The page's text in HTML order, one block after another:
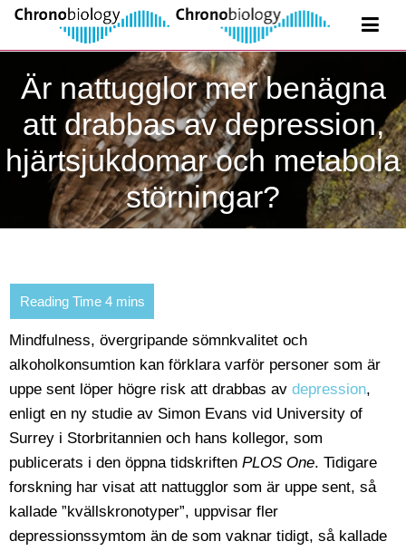
Är nattugglor mer benägna
att drabbas av depression,
hjärtsjukdomar och metabola
störningar?
Mindfulness, övergripande sömnkvalitet och
alkoholkonsumtion kan förklara varför personer som är
uppe sent löper högre risk att drabbas av depression,
enligt en ny studie av Simon Evans vid University of
Surrey i Storbritannien och hans kollegor, som
publicerats i den öppna tidskriften PLOS One. Tidigare
forskning har visat att nattugglor som är uppe sent, så
kallade ”kvällskronotyper”, uppvisar fler
depressionssymtom än de som vaknar tidigt, så kallade